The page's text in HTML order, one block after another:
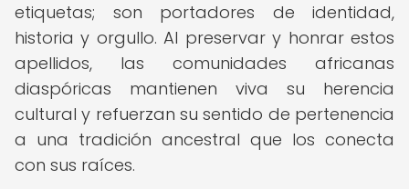
etiquetas; son portadores de identidad,
historia y orgullo. Al preservar y honrar estos
apellidos, las comunidades africanas
diaspóricas mantienen viva su herencia
cultural y refuerzan su sentido de pertenencia
a una tradición ancestral que los conecta
con sus raíces.